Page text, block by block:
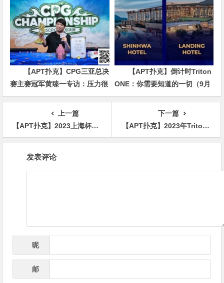
【APT扑克】CPG三亚总决
赛主赛冠军黄臻一专访：压力很
大夺冠有些意外 感谢师傅对我
【APT扑克】倒计时Triton
ONE：你需要知道的一切（9月
2日至8日）
上一篇
【APT扑克】2023上海杯SHPC®秋季赛 |主赛812人次参赛200人晋级，邓正恒落袋40.75万登顶D组CL
下一篇
【APT扑克】2023年Triton蒙特卡洛 | 奥地利Mario Mosböck获赛事#8神秘赏金赛冠军
发表评论
昵
邮